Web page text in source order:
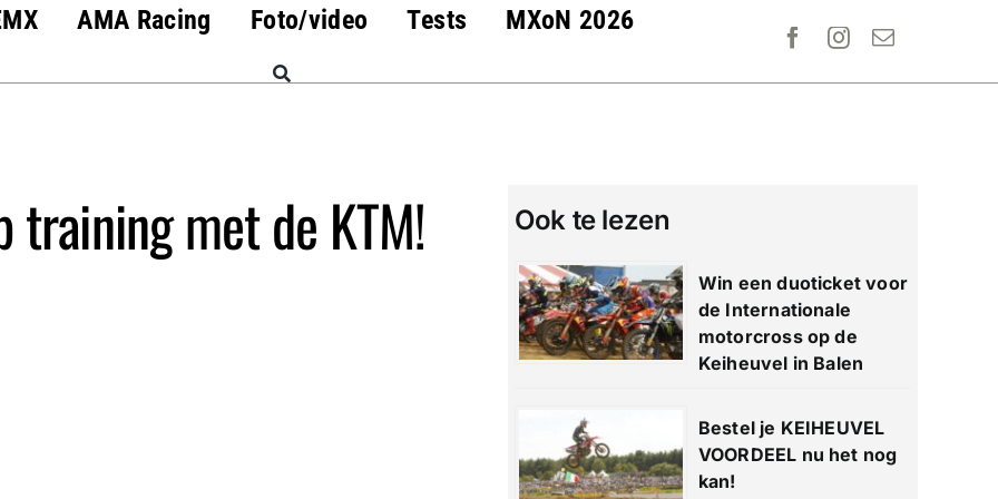
AMA Racing Foto/video Tests MXoN 2026
training met de KTM! Ook te lezen
Win een duoticket voor
de Internationale
motorcross op de
Keiheuvel in Balen
Bestel je KEIHEUVEL
VOORDEEL nu het nog
kan!